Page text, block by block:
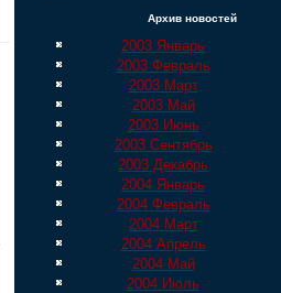
Архив новостей
2003 Январь
2003 Февраль
2003 Март
2003 Май
2003 Июнь
2003 Сентябрь
2003 Декабрь
2004 Январь
2004 Февраль
2004 Март
2004 Апрель
2004 Май
2004 Июль